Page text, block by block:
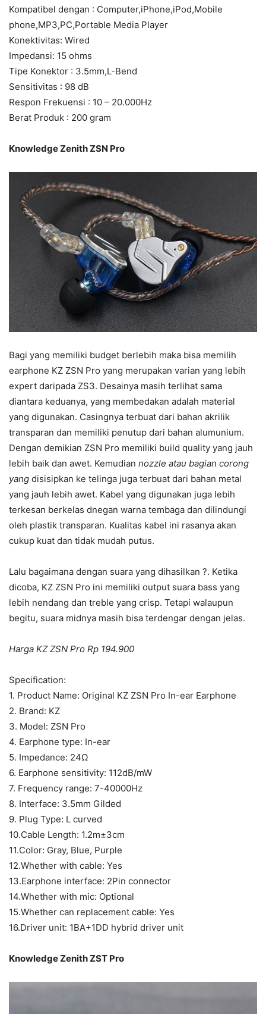
Kompatibel dengan : Computer,iPhone,iPod,Mobile
phone,MP3,PC,Portable Media Player
Konektivitas: Wired
Impedansi: 15 ohms
Tipe Konektor : 3.5mm,L-Bend
Sensitivitas : 98 dB
Respon Frekuensi : 10 – 20.000Hz
Berat Produk : 200 gram
Knowledge Zenith ZSN Pro
Bagi yang memiliki budget berlebih maka bisa memilih
earphone KZ ZSN Pro yang merupakan varian yang lebih
expert daripada ZS3. Desainya masih terlihat sama
diantara keduanya, yang membedakan adalah material
yang digunakan. Casingnya terbuat dari bahan akrilik
transparan dan memiliki penutup dari bahan alumunium.
Dengan demikian ZSN Pro memiliki build quality yang jauh
lebih baik dan awet. Kemudian nozzle atau bagian corong
yang disisipkan ke telinga juga terbuat dari bahan metal
yang jauh lebih awet. Kabel yang digunakan juga lebih
terkesan berkelas dnegan warna tembaga dan dilindungi
oleh plastik transparan. Kualitas kabel ini rasanya akan
cukup kuat dan tidak mudah putus.
Lalu bagaimana dengan suara yang dihasilkan ?. Ketika
dicoba, KZ ZSN Pro ini memiliki output suara bass yang
lebih nendang dan treble yang crisp. Tetapi walaupun
begitu, suara midnya masih bisa terdengar dengan jelas.
Harga KZ ZSN Pro Rp 194.900
Specification:
1. Product Name: Original KZ ZSN Pro In-ear Earphone
2. Brand: KZ
3. Model: ZSN Pro
4. Earphone type: In-ear
5. Impedance: 24Ω
6. Earphone sensitivity: 112dB/mW
7. Frequency range: 7-40000Hz
8. Interface: 3.5mm Gilded
9. Plug Type: L curved
10.Cable Length: 1.2m±3cm
11.Color: Gray, Blue, Purple
12.Whether with cable: Yes
13.Earphone interface: 2Pin connector
14.Whether with mic: Optional
15.Whether can replacement cable: Yes
16.Driver unit: 1BA+1DD hybrid driver unit
Knowledge Zenith ZST Pro